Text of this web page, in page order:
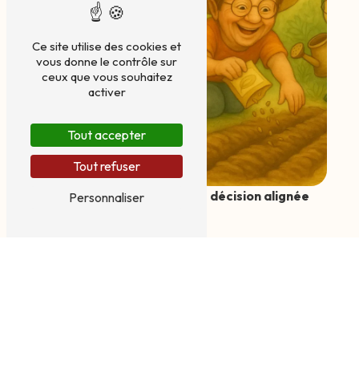
equilibre vie pro vie
décision alignée
Ce site utilise des cookies et
vous donne le contrôle sur
ceux que vous souhaitez
activer
Tout accepter
Tout refuser
Personnaliser